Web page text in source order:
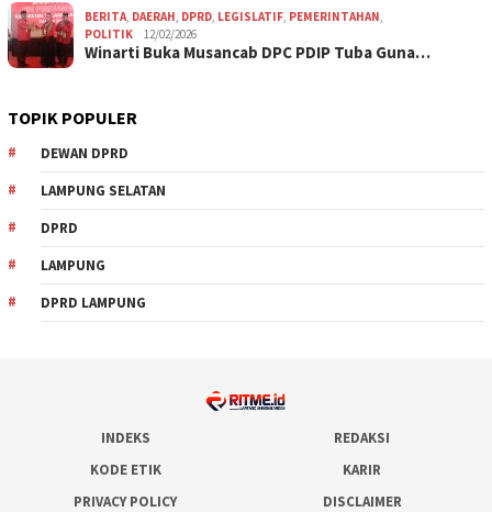
BERITA DAERAH DPRD LEGISLATIF PEMERINTAHAN
POLITIK
12/02/2026
Winarti Buka Musancab DPC PDIP Tuba Guna…
TOPIK POPULER
DEWAN DPRD
LAMPUNG SELATAN
DPRD
LAMPUNG
DPRD LAMPUNG
INDEKS
REDAKSI
KODE ETIK
KARIR
PRIVACY POLICY
DISCLAIMER